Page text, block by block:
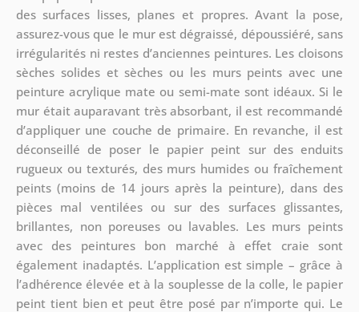
des surfaces lisses, planes et propres. Avant la pose,
assurez-vous que le mur est dégraissé, dépoussiéré, sans
irrégularités ni restes d’anciennes peintures. Les cloisons
sèches solides et sèches ou les murs peints avec une
peinture acrylique mate ou semi-mate sont idéaux. Si le
mur était auparavant très absorbant, il est recommandé
d’appliquer une couche de primaire. En revanche, il est
déconseillé de poser le papier peint sur des enduits
rugueux ou texturés, des murs humides ou fraîchement
peints (moins de 14 jours après la peinture), dans des
pièces mal ventilées ou sur des surfaces glissantes,
brillantes, non poreuses ou lavables. Les murs peints
avec des peintures bon marché à effet craie sont
également inadaptés. L’application est simple – grâce à
l’adhérence élevée et à la souplesse de la colle, le papier
peint tient bien et peut être posé par n’importe qui. Le